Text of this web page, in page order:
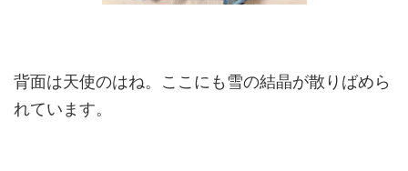
背面は天使のはね。ここにも雪の結晶が散りばめら
れています。